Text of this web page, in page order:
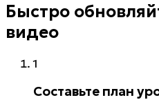
Быстро
видео
1
Составьте план